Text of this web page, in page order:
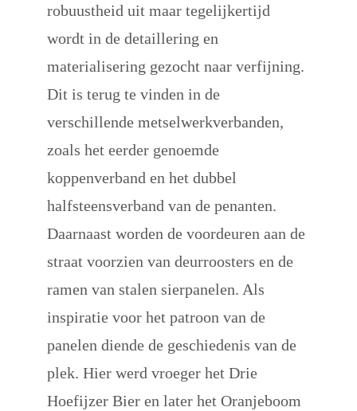
robuustheid uit maar tegelijkertijd
wordt in de detaillering en
materialisering gezocht naar verfijning.
Dit is terug te vinden in de
verschillende metselwerkverbanden,
zoals het eerder genoemde
koppenverband en het dubbel
halfsteensverband van de penanten.
Daarnaast worden de voordeuren aan de
straat voorzien van deurroosters en de
ramen van stalen sierpanelen. Als
inspiratie voor het patroon van de
panelen diende de geschiedenis van de
plek. Hier werd vroeger het Drie
Hoefijzer Bier en later het Oranjeboom